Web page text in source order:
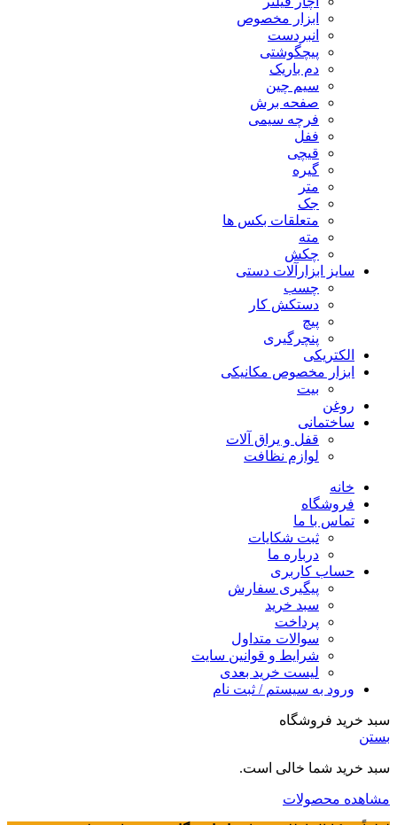
ابزار مخصوص
انبردست
پیچگوشتی
دم باریک
سیم چین
صفحه برش
فرچه سیمی
ففل
قیچی
گیره
متر
جک
متعلقات بکس ها
مته
چکش
سایز ابزارآلات دستی
چسب
دستکش کار
پیچ
پنچرگیری
الکتریکی
ابزار مخصوص مکانیکی
بیت
روغن
ساختمانی
قفل و یراق آلات
لوازم نظافت
خانه
فروشگاه
تماس با ما
ثبت شکایات
درباره ما
حساب کاربری
پیگیری سفارش
سبد خرید
پرداخت
سوالات متداول
شرایط و قوانین سایت
لیست خرید بعدی
ورود به سیستم / ثبت نام
سبد خرید فروشگاه
بستن
سبد خرید شما خالی است.
مشاهده محصولات